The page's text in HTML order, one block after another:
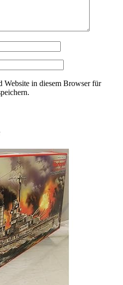
Website in diesem Browser für